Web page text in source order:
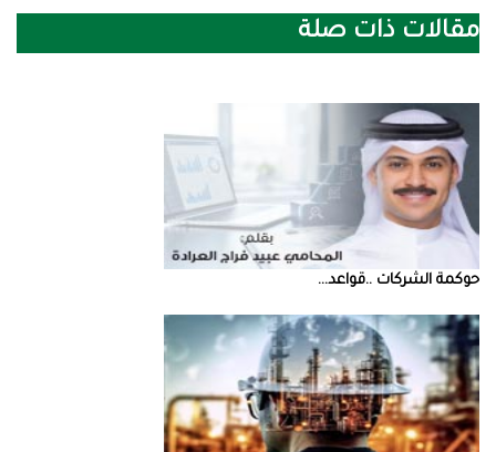
مقالات ذات صلة
حوكمة‭ ‬الشركات‭.. ‬قواعد‭ ...